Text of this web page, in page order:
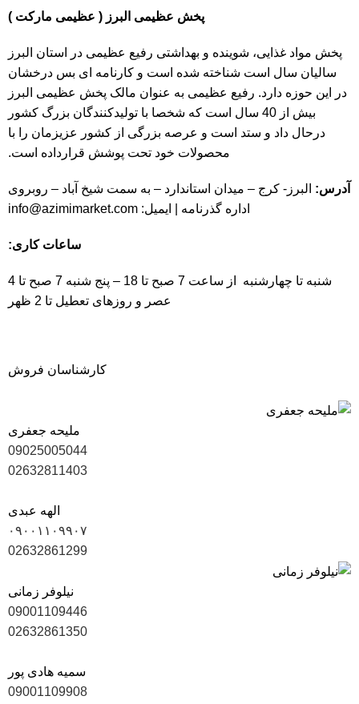
پخش عظیمی البرز ( عظیمی مارکت )
پخش مواد غذایی، شوینده و بهداشتی رفیع عظیمی در استان البرز
سالیان سال است شناخته شده است و کارنامه ای بس درخشان
در این حوزه دارد. رفیع عظیمی به عنوان مالک پخش عظیمی البرز
بیش از 40 سال است که شخصا با تولیدکنندگان بزرگ کشور
درحال داد و ستد است و عرصه بزرگی از کشور عزیزمان را با
محصولات خود تحت پوشش قرارداده است.
آدرس: البرز- کرج – میدان استاندارد – به سمت شیخ آباد – روبروی
اداره گذرنامه | ایمیل: info@azimimarket.com
ساعات کاری:
شنبه تا چهارشنبه از ساعت 7 صبح تا 18 – پنج شنبه 7 صبح تا 4
عصر و روزهای تعطیل تا 2 ظهر
کارشناسان فروش
ملیحه جعفری
09025005044
02632811403
الهه عبدی
۰۹۰۰۱۱۰۹۹۰۷
02632861299
نیلوفر زمانی
09001109446
02632861350
سمیه هادی پور
09001109908